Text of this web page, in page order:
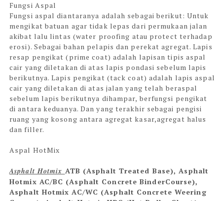
Fungsi Aspal
Fungsi aspal diantaranya adalah sebagai berikut: Untuk
mengikat batuan agar tidak lepas dari permukaan jalan
akibat lalu lintas (water proofing atau protect terhadap
erosi). Sebagai bahan pelapis dan perekat agregat. Lapis
resap pengikat (prime coat) adalah lapisan tipis aspal
cair yang diletakan di atas lapis pondasi sebelum lapis
berikutnya. Lapis pengikat (tack coat) adalah lapis aspal
cair yang diletakan di atas jalan yang telah beraspal
sebelum lapis berikutnya dihampar, berfungsi pengikat
di antara keduanya. Dan yang terakhir sebagai pengisi
ruang yang kosong antara agregat kasar,agregat halus
dan filler.
Aspal HotMix
Asphalt Hotmix ATB (Asphalt Treated Base), Asphalt
Hotmix AC/BC (Asphalt Concrete BinderCourse),
Asphalt Hotmix AC/WC (Asphalt Concrete Weering